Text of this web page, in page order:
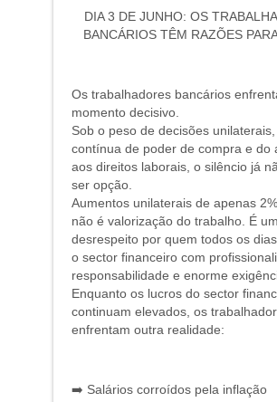
DIA 3 DE JUNHO: OS
BANCÁRIOS TÊM RAZÕES
Os trabalhadores bancários
momento decisivo.
Sob o peso de decisões
contínua de poder de compra e do
aos direitos laborais, o silêncio já
ser opção.
Aumentos unilaterais de apenas
não é valorização do trabalho. É um
desrespeito por quem todos os
o sector financeiro com
responsabilidade e enorme
Enquanto os lucros do sector
continuam elevados, os
enfrentam outra realidade:
➡️ Salários corroídos pela inflação